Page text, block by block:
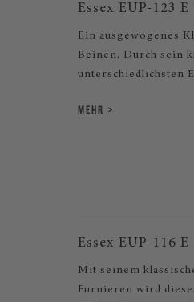
Essex EUP-123
Ein ausgewogenes
Beinen. Durch sein
unterschiedlichsten
MEHR
Essex EUP-116 E
Mit seinem
Furnieren wird